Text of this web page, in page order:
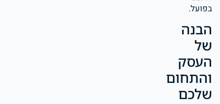
בפועל.
הבנה
של
העסק
והתחום
שלכם